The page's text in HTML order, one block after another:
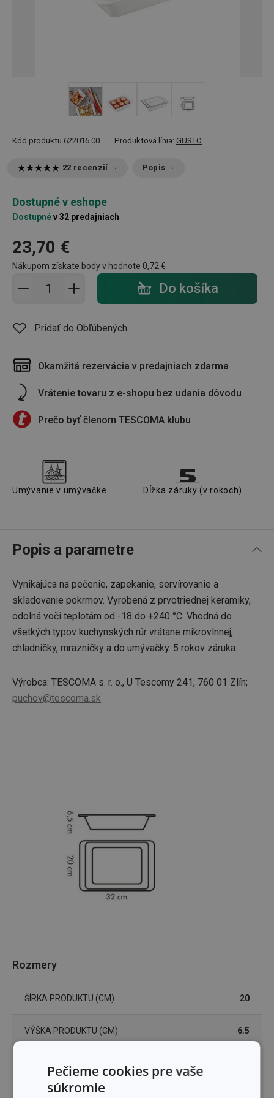
Kód produktu 622016.00 Produktová línia: GUSTO
22 recenzií Popis
Dostupné v eshope
Dostupnév 32 predajniach
23,70 €
Nákupom získate body v hodnote 0,72 €
Pridať do košíka - počet Do košíka
Pridať do Obľúbených
Okamžitá rezervácia v predajniach zdarma
Vrátenie tovaru z e-shopu bez udania dôvodu
Prečo byť členom TESCOMA klubu
Umývanie v umývačke Dĺžka záruky (v rokoch)
Popis a parametre
Vynikajúca na pečenie, zapekanie, servírovanie a
skladovanie pokrmov. Vyrobená z prvotriednej keramiky,
odolná voči teplotám od -18 do +240 °C. Vhodná do
všetkých typov kuchynských rúr vrátane mikrovlnnej,
chladničky, mrazničky a do umývačky. 5 rokov záruka.
Výrobca: TESCOMA s. r. o., U Tescomy 241, 760 01 Zlín;
puchov@tescoma.sk
Rozmery
ŠÍRKA PRODUKTU (CM) 20
VÝŠKA PRODUKTU (CM) 6.5
Pečieme cookies pre vaše
súkromie